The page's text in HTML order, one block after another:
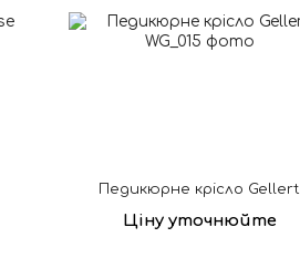
Педикюрне крісло Gellert
Ціну уточнюйте